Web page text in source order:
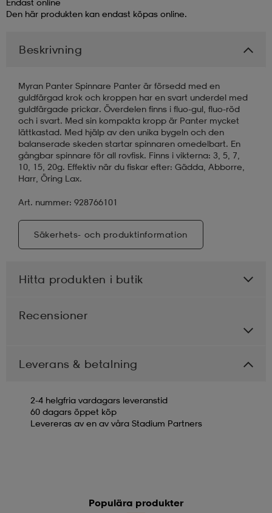
Den här produkten kan endast köpas online.
Beskrivning
Myran Panter Spinnare Panter är försedd med en
guldfärgad krok och kroppen har en svart underdel med
guldfärgade prickar. Överdelen finns i fluo-gul, fluo-röd
och i svart. Med sin kompakta kropp är Panter mycket
lättkastad. Med hjälp av den unika bygeln och den
balanserade skeden startar spinnaren omedelbart. En
gångbar spinnare för all rovfisk. Finns i vikterna: 3, 5, 7,
10, 15, 20g. Effektiv när du fiskar efter: Gädda, Abborre,
Harr, Öring Lax.
Art. nummer: 928766101
Säkerhets- och produktinformation
Hitta produkten i butik
Recensioner
Leverans & betalning
2-4 helgfria vardagars leveranstid
60 dagars öppet köp
Levereras av en av våra Stadium Partners
Populära produkter